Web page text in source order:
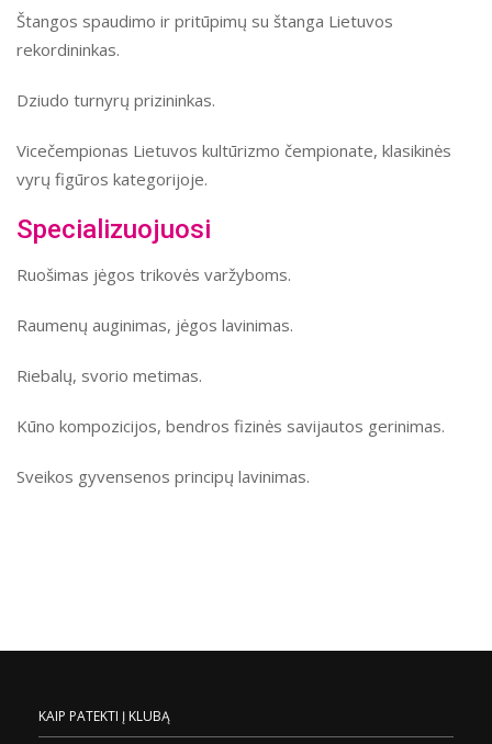
Štangos spaudimo ir pritūpimų su štanga Lietuvos
rekordininkas.
Dziudo turnyrų prizininkas.
Vicečempionas Lietuvos kultūrizmo čempionate, klasikinės
vyrų figūros kategorijoje.
Specializuojuosi
Ruošimas jėgos trikovės varžyboms.
Raumenų auginimas, jėgos lavinimas.
Riebalų, svorio metimas.
Kūno kompozicijos, bendros fizinės savijautos gerinimas.
Sveikos gyvensenos principų lavinimas.
KAIP PATEKTI Į KLUBĄ